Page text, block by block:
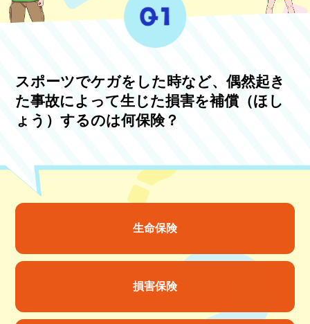
スポーツでケガをした時など、偶然起き
た事故によって生じた損害を補償（ほし
ょう）するのは何保険？
生命保険
損害保険